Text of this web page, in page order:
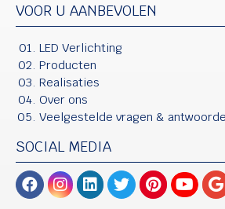
VOOR U AANBEVOLEN
LED Verlichting
Producten
Realisaties
Over ons
Veelgestelde vragen &
SOCIAL MEDIA